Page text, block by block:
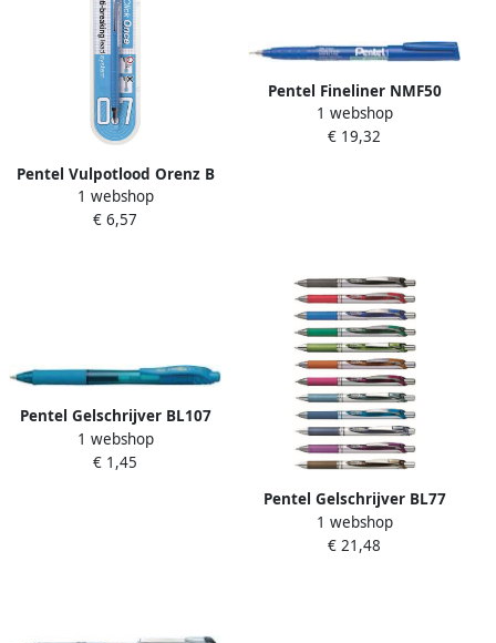
Pentel Vulpotlood Orenz B
0.7mm blauw
1 webshop
€ 6,57
Pentel Fineliner NMF50
blauw 0.4mm
1 webshop
€ 19,32
Pentel Gelschrijver BL107
Energel-X medium
lichtblauw
1 webshop
€ 1,45
Pentel Gelschrijver BL77
Energel medium turquoise
1 webshop
€ 21,48